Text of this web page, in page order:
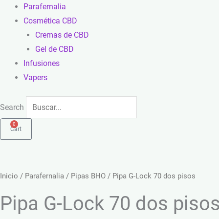
Parafernalia
Cosmética CBD
Cremas de CBD
Gel de CBD
Infusiones
Vapers
Search
0
Cart
Inicio / Parafernalia / Pipas BHO / Pipa G-Lock 70 dos pisos
Pipa G-Lock 70 dos